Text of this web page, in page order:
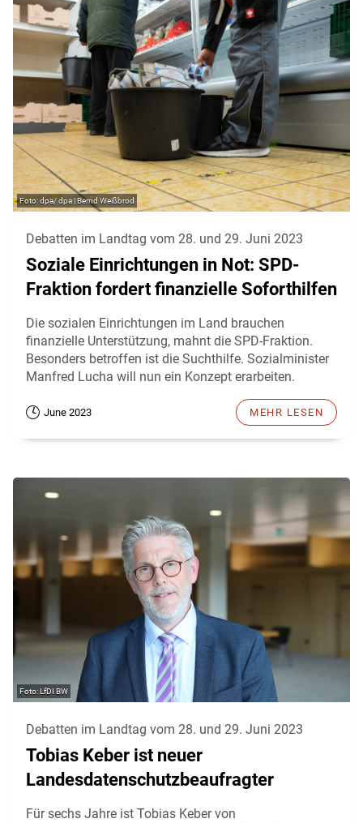
dpa/ dpa | Bernd Weißbrod
Debatten im Landtag vom 28. und 29. Juni 2023
Soziale Einrichtungen in Not: SPD-
Fraktion fordert finanzielle Soforthilfen
Die sozialen Einrichtungen im Land brauchen
finanzielle Unterstützung, mahnt die SPD-Fraktion.
Besonders betroffen ist die Suchthilfe. Sozialminister
Manfred Lucha will nun ein Konzept erarbeiten.
June 2023 MEHR LESEN
LfDI BW
Debatten im Landtag vom 28. und 29. Juni 2023
Tobias Keber ist neuer
Landesdatenschutzbeaufragter
Für sechs Jahre ist Tobias Keber von